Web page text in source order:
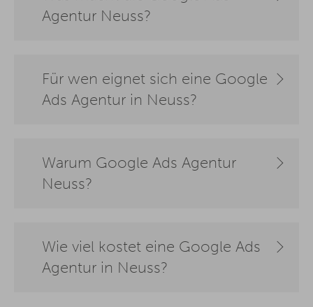
Agentur Neuss?
Für wen eignet sich eine Google
Ads Agentur in Neuss?
Warum Google Ads Agentur
Neuss?
Wie viel kostet eine Google Ads
Agentur in Neuss?